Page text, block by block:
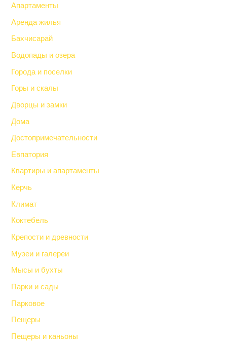
Апартаменты
Аренда жилья
Бахчисарай
Водопады и озера
Города и поселки
Горы и скалы
Дворцы и замки
Дома
Достопримечательности
Евпатория
Квартиры и апартаменты
Керчь
Климат
Коктебель
Крепости и древности
Музеи и галереи
Мысы и бухты
Парки и сады
Парковое
Пещеры
Пещеры и каньоны